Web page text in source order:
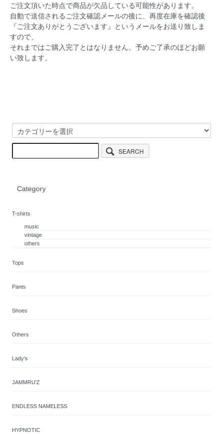
ご注文頂いた時点で商品が欠品している可能性があります。
自動で送信されるご注文確認メールの後に、再度在庫を確認後
『ご注文ありがとうございます』というメールをお送り致しま
すので、
それまではご購入完了とはなりません。予めご了承のほどお願
い致します。
SEARCH
Category
T-shirts
music
vintage
others
Tops
Pants
Shoes
Others
Lady's
JAMMRU'Z
ENDLESS NAMELESS
HYPNOTIC